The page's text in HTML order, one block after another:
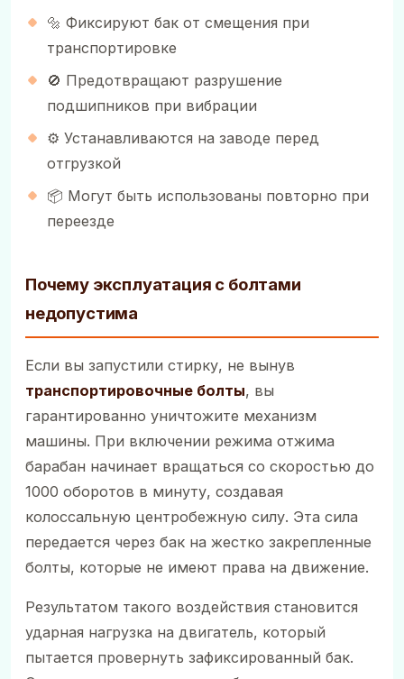
🔩 Фиксируют бак от смещения при
транспортировке
🚫 Предотвращают разрушение
подшипников при вибрации
⚙️ Устанавливаются на заводе перед
отгрузкой
📦 Могут быть использованы повторно при
переезде
Почему эксплуатация с болтами
недопустима
Если вы запустили стирку, не вынув
транспортировочные болты, вы
гарантированно уничтожите механизм
машины. При включении режима отжима
барабан начинает вращаться со скоростью до
1000 оборотов в минуту, создавая
колоссальную центробежную силу. Эта сила
передается через бак на жестко закрепленные
болты, которые не имеют права на движение.
Результатом такого воздействия становится
ударная нагрузка на двигатель, который
пытается провернуть зафиксированный бак.